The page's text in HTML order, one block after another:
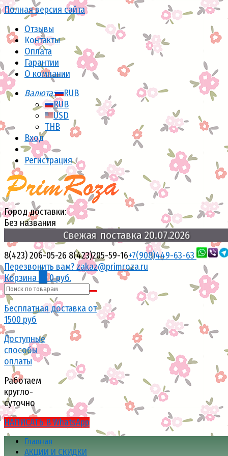
Полная версия сайта
Отзывы
Контакты
Оплата
Гарантии
О компании
Валюта:
RUB
RUB
USD
THB
Вход
Регистрация
Город доставки:
Без названия
Свежая поставка 20.07.2026
8(423) 206-05-26 8(423)205-59-16+7(908)449-63-63
Перезвонить вам?zakaz@primroza.ru
Корзина
0 руб.
Бесплатная доставка от
1500 руб
Доступные
способы
оплаты
Работаем
кругло-
суточно
НАПИСАТЬ В WhatsApp
Главная
АКЦИИ И СКИДКИ